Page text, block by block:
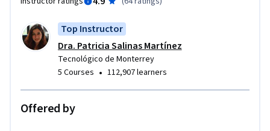
acreditación.Top Instructor
Dra. Patricia Salinas Martínez
Tecnológico de Monterrey
5 Courses • 112,907 learners
Offered by